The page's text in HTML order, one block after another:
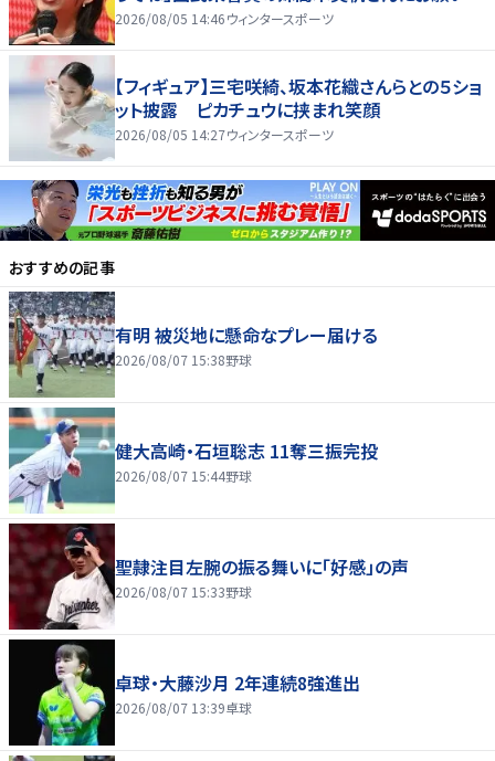
2026/08/05 14:46ウィンタースポーツ
【フィギュア】三宅咲綺、坂本花織さんらとの５ショ
ット披露 ピカチュウに挟まれ笑顔
2026/08/05 14:27ウィンタースポーツ
おすすめの記事
有明 被災地に懸命なプレー届ける
2026/08/07 15:38野球
健大高崎・石垣聡志 11奪三振完投
2026/08/07 15:44野球
聖隷注目左腕の振る舞いに「好感」の声
2026/08/07 15:33野球
卓球・大藤沙月 2年連続8強進出
2026/08/07 13:39卓球